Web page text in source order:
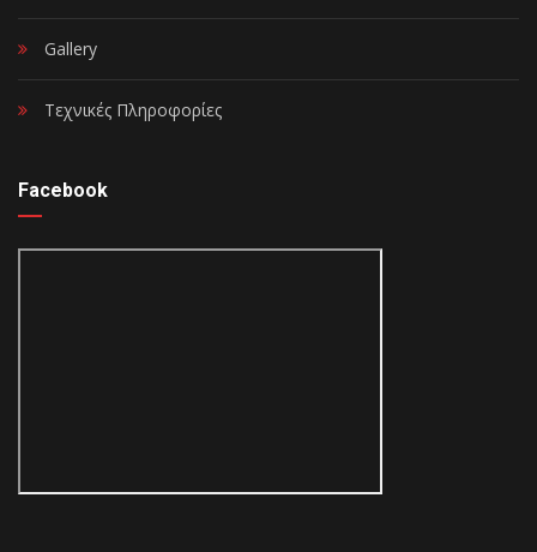
Gallery
Τεχνικές Πληροφορίες
Facebook